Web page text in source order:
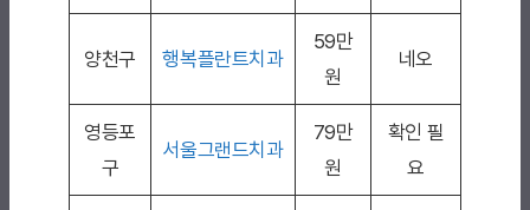
양천구 행복플란트치과
59만
원
네오
영등포
구
서울그랜드치과
79만
원
확인 필
요